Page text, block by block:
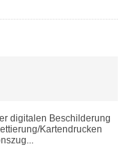
digitalen Beschilderung
Kartendrucken